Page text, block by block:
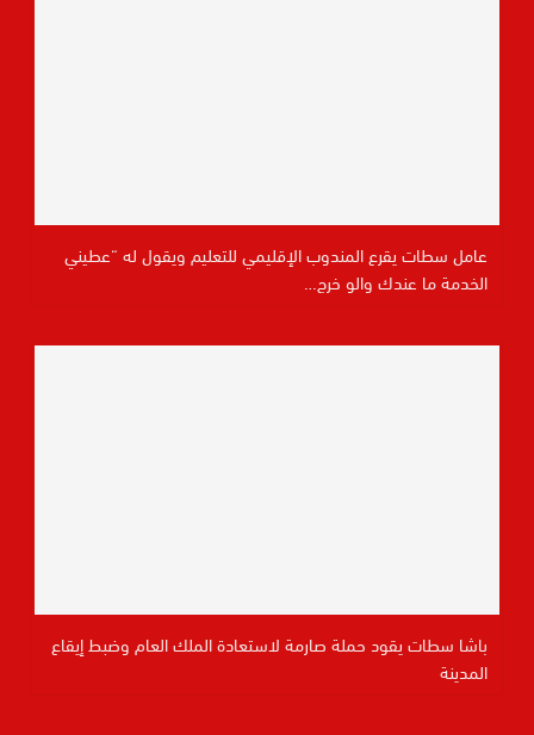
عامل سطات يقرع المندوب الإقليمي للتعليم ويقول له “عطيني
الخدمة ما عندك والو خرج…
باشا سطات يقود حملة صارمة لاستعادة الملك العام وضبط إيقاع
المدينة